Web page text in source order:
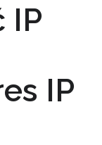
IP
IP